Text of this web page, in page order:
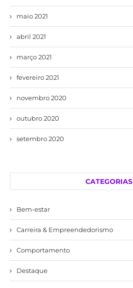
maio 2021
abril 2021
março 2021
fevereiro 2021
novembro 2020
outubro 2020
setembro 2020
CATEGORIAS
Bem-estar
Carreira & Empreendedorismo
Comportamento
Destaque